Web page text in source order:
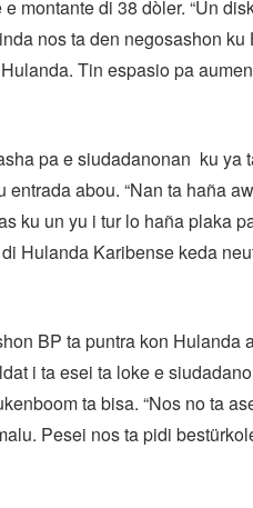
montante di 38 dòler. “Un
nos ta den negosashon ku
Tin espasio pa
pa e siudadanonan ku ya
abou. “Nan ta haña
ku un yu i tur lo haña plaka
Hulanda Karibense keda
BP ta puntra kon Hulanda
i ta esei ta loke e
ta bisa. “Nos no ta
Pesei nos ta pidi